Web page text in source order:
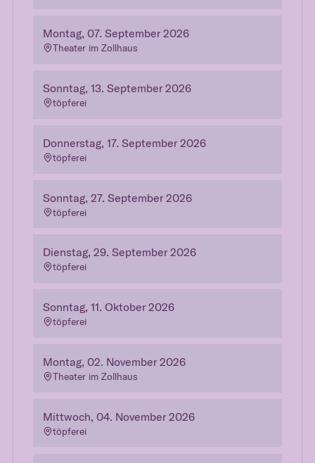
Montag, 07. September 2026
Theater im Zollhaus
Sonntag, 13. September 2026
töpferei
Donnerstag, 17. September 2026
töpferei
Sonntag, 27. September 2026
töpferei
Dienstag, 29. September 2026
töpferei
Sonntag, 11. Oktober 2026
töpferei
Montag, 02. November 2026
Theater im Zollhaus
Mittwoch, 04. November 2026
töpferei